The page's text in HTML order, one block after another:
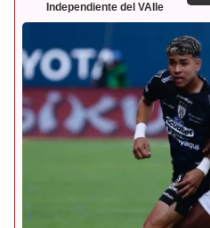
Independiente del VAlle